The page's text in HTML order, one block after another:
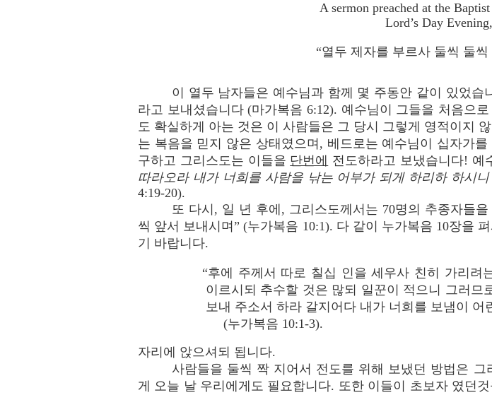
A sermon preached at the
Lord’s Day
“열두 제자를 부르사 둘씩 둘
이 열두 남자들은 예수님과 함께 몇 주동안 같이 있었
라고 보내셨습니다 (마가복음 6:12). 예수님이 그들을 처음으
도 확실하게 아는 것은 이 사람들은 그 당시 그렇게 영적이지
는 복음을 믿지 않은 상태였으며, 베드로는 예수님이 십자가
구하고 그리스도는 이들을 단번에 전도하라고 보냈습니다! 예
따라오라 내가 너희를 사람을 낚는 어부가 되게 하리하 하시니
4:19-20).
또 다시, 일 년 후에, 그리스도께서는 70명의 추종자들
씩 앞서 보내시며” (누가복음 10:1). 다 같이 누가복음 10장을
기 바랍니다.
“후에 주께서 따로 칠십 인을 세우사 친히 가리려
이르시되 추수할 것은 많되 일꾼이 적으니 그러므
보내 주소서 하라 갈지어다 내가 너희를 보냄이 어
(누가복음 10:1-3).
자리에 앉으셔되 됩니다.
사람들을 둘씩 짝 지어서 전도를 위해 보냈던 방법은
게 오늘 날 우리에게도 필요합니다. 또한 이들이 초보자 였던